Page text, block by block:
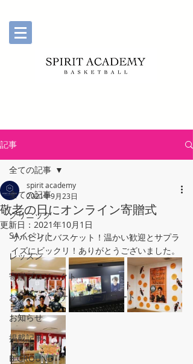
記事
全ての記事
クリニック
SAイベント
レッスン
寄贈プロジェクト
おおきにバスケットボールコート
お知らせ
掲載記事
B GROUND
全ての記事
敬老の日にオンライン寄贈式
spirit academy
2021年9月23日
更新日： 2021年10月1日
リハビリにバスケット！温かい歓迎とサプラ
イズにビックリ！ありがとうございました。